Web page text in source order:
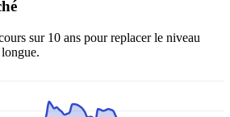
sur 10 ans pour replacer le niveau